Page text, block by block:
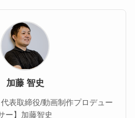
加藤 智史
表取締役/動画制作プロデュー
ー】加藤智史